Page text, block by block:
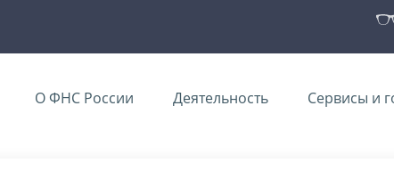
О ФНС России Деятельность Сервисы и